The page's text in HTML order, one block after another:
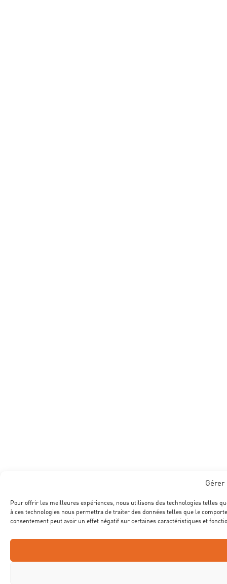
Gérer
Pour offrir les meilleures expériences, nous utilisons des technologies telles
à ces technologies nous permettra de traiter des données telles que le
consentement peut avoir un effet négatif sur certaines caractéristiques et